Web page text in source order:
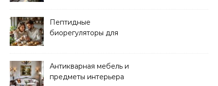
Пептидные
биорегуляторы для
Антикварная мебель и
предметы интерьера